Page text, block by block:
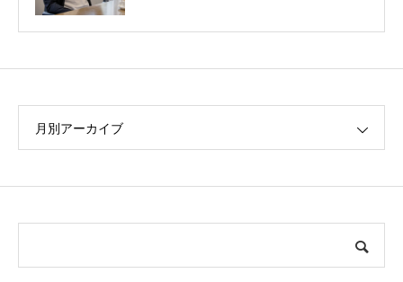
月別アーカイブ